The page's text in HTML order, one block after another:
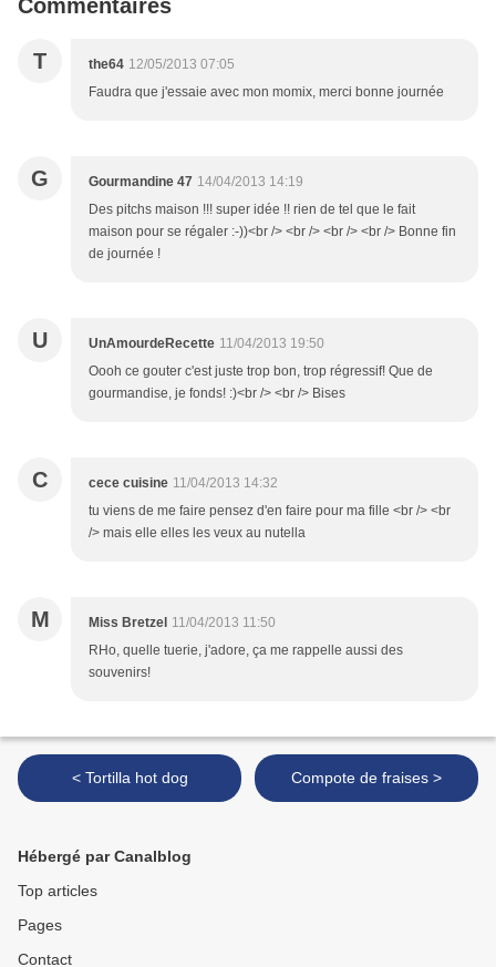
Commentaires
T the64 12/05/2013 07:05
Faudra que j'essaie avec mon momix, merci bonne journée
G Gourmandine 47 14/04/2013 14:19
Des pitchs maison !!! super idée !! rien de tel que le fait
maison pour se régaler :-))<br /> <br /> <br /> <br /> Bonne fin
de journée !
U UnAmourdeRecette 11/04/2013 19:50
Oooh ce gouter c'est juste trop bon, trop régressif! Que de
gourmandise, je fonds! :)<br /> <br /> Bises
C cece cuisine 11/04/2013 14:32
tu viens de me faire pensez d'en faire pour ma fille <br /> <br
/> mais elle elles les veux au nutella
M Miss Bretzel 11/04/2013 11:50
RHo, quelle tuerie, j'adore, ça me rappelle aussi des
souvenirs!
< Tortilla hot dog Compote de fraises >
Hébergé par Canalblog
Top articles
Pages
Contact